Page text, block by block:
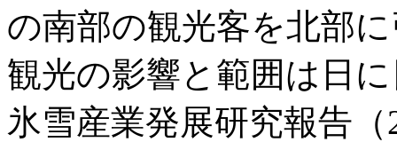
の南部の観光客を北部
観光の影響と範囲は日
氷雪産業発展研究報告